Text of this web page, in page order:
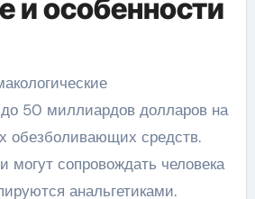
и особенности
до 50 миллиардов долларов на
обезболивающих средств.
могут сопровождать человека
анальгетиками.